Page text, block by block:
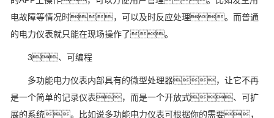
电故障等情况时，可以及时反应处理。而普通
的电力仪表就只能在现场操作了。
3、可编程
多功能电力仪表内部具有的微型处理器，让它不再
是一个简单的记录仪表，而是一个开放式、可扩
展的系统。比如说多功能电力仪表可根据你的需要，